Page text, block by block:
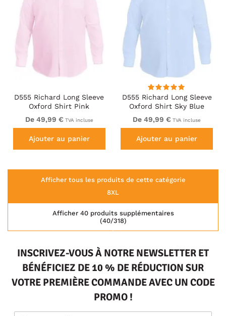
D555 Richard Long Sleeve
Oxford Shirt Pink
De 49,99 € TVA incluse
Ajouter au panier
D555 Richard Long Sleeve
Oxford Shirt Sky Blue
De 49,99 € TVA incluse
Ajouter au panier
Afficher tous les produits de cette catégorie
8XL
(40/318)
Afficher 40 produits supplémentaires
INSCRIVEZ-VOUS À NOTRE NEWSLETTER ET
BÉNÉFICIEZ DE 10 % DE RÉDUCTION SUR
VOTRE PREMIÈRE COMMANDE AVEC UN CODE
PROMO !